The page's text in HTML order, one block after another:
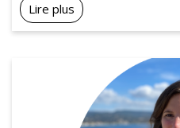
Lire plus